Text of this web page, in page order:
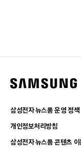
삼성전자 뉴스룸 운영 정책
개인정보처리방침
삼성전자 뉴스룸 콘텐츠